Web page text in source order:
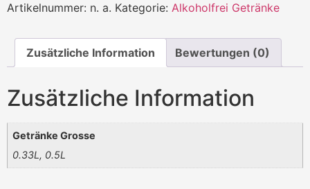
Artikelnummer: n. a. Kategorie: Alkoholfrei Getränke
Zusätzliche Information Bewertungen (0)
Zusätzliche Information
Getränke Grosse
0.33L, 0.5L